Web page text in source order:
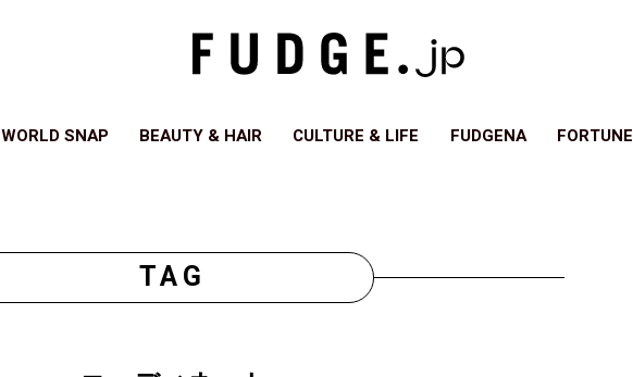
WORLD SNAP BEAUTY & HAIR CULTURE & LIFE FUDGENA FORTUNE
TAG